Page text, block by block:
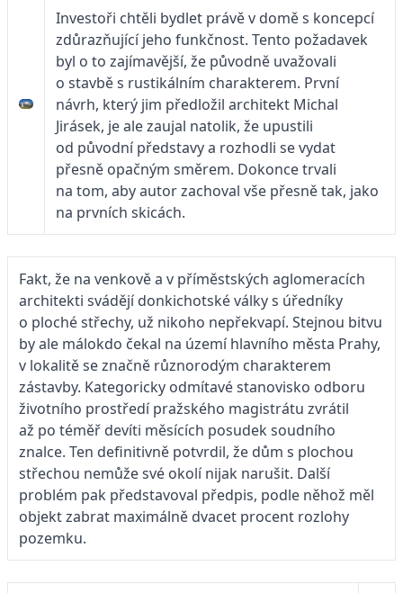
Investoři chtěli bydlet právě v domě s koncepcí
zdůrazňující jeho funkčnost. Tento požadavek
byl o to zajímavější, že původně uvažovali
o stavbě s rustikálním charakterem. První
návrh, který jim předložil architekt Michal
Jirásek, je ale zaujal natolik, že upustili
od původní představy a rozhodli se vydat
přesně opačným směrem. Dokonce trvali
na tom, aby autor zachoval vše přesně tak, jako
na prvních skicách.
Fakt, že na venkově a v příměstských aglomeracích
architekti svádějí donki­chot­ské války s úředníky
o ploché střechy, už nikoho nepřekvapí. Stejnou bitvu
by ale málokdo čekal na území hlavního města Prahy,
v lokalitě se značně různorodým charakterem
zástavby. Kategoricky odmítavé stanovisko odboru
životního prostředí pražského magistrátu zvrátil
až po téměř devíti měsících posudek soudního
znalce. Ten definitivně potvrdil, že dům s plochou
střechou nemůže své okolí nijak narušit. Další
problém pak představoval předpis, podle něhož měl
objekt zabrat maximálně dvacet procent rozlohy
pozemku.